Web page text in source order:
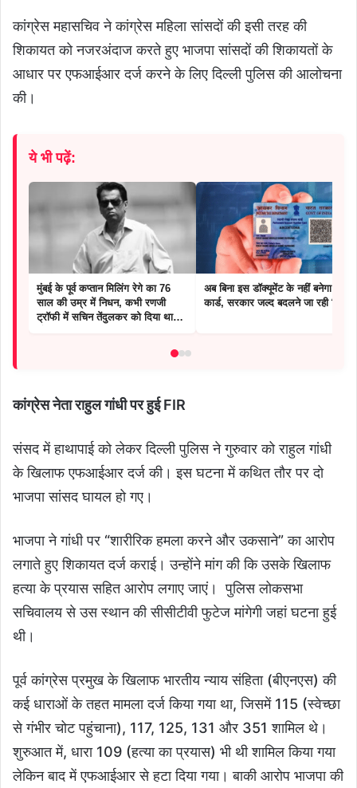
कांग्रेस महासचिव ने कांग्रेस महिला सांसदों की इसी तरह की
शिकायत को नजरअंदाज करते हुए भाजपा सांसदों की शिकायतों के
आधार पर एफआईआर दर्ज करने के लिए दिल्ली पुलिस की आलोचना
की।
ये भी पढ़ें:
मुंबई के पूर्व कप्तान मिलिंग रेगे का 76
साल की उम्र में निधन, कभी रणजी
ट्रॉफी में सचिन तेंदुलकर को दिया था
अब बिना इस डॉक्यूमेंट के नहीं बनेगा पैन
कार्ड, सरकार जल्द बदलने जा रही नियम
कांग्रेस नेता राहुल गांधी पर हुई FIR
संसद में हाथापाई को लेकर दिल्ली पुलिस ने गुरुवार को राहुल गांधी
के खिलाफ एफआईआर दर्ज की। इस घटना में कथित तौर पर दो
भाजपा सांसद घायल हो गए।
भाजपा ने गांधी पर “शारीरिक हमला करने और उकसाने” का आरोप
लगाते हुए शिकायत दर्ज कराई। उन्होंने मांग की कि उसके खिलाफ
हत्या के प्रयास सहित आरोप लगाए जाएं। पुलिस लोकसभा
सचिवालय से उस स्थान की सीसीटीवी फुटेज मांगेगी जहां घटना हुई
थी।
पूर्व कांग्रेस प्रमुख के खिलाफ भारतीय न्याय संहिता (बीएनएस) की
कई धाराओं के तहत मामला दर्ज किया गया था, जिसमें 115 (स्वेच्छा
से गंभीर चोट पहुंचाना), 117, 125, 131 और 351 शामिल थे।
शुरुआत में, धारा 109 (हत्या का प्रयास) भी थी शामिल किया गया
लेकिन बाद में एफआईआर से हटा दिया गया। बाकी आरोप भाजपा की